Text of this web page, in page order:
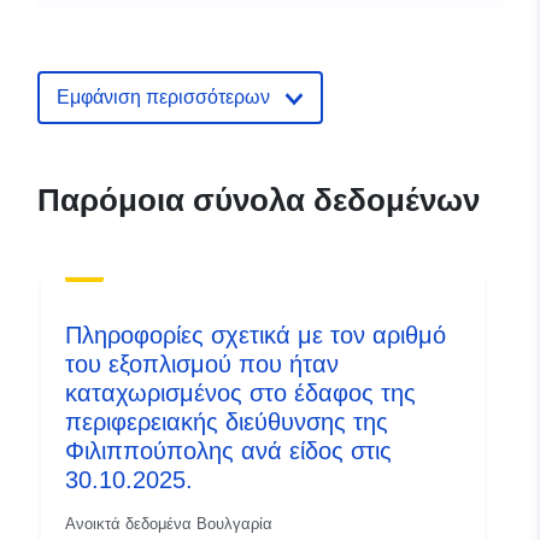
Εμφάνιση περισσότερων
Παρόμοια σύνολα δεδομένων
Πληροφορίες σχετικά με τον αριθμό
του εξοπλισμού που ήταν
καταχωρισμένος στο έδαφος της
περιφερειακής διεύθυνσης της
Φιλιππούπολης ανά είδος στις
30.10.2025.
Ανοικτά δεδομένα Βουλγαρία